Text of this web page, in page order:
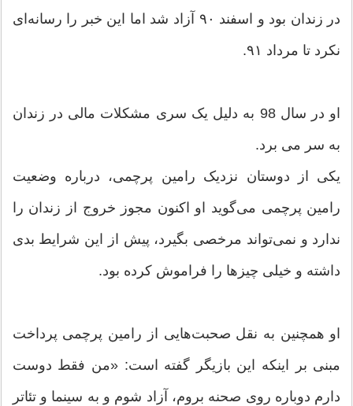
در زندان بود و اسفند ۹۰ آزاد شد اما این خبر را رسانه‌ای
نکرد تا مرداد ۹۱.
او در سال 98 به دلیل یک سری مشکلات مالی در زندان
به سر می برد.
یکی از دوستان نزدیک رامین پرچمی، درباره وضعیت
رامین پرچمی می‌گوید او اکنون مجوز خروج از زندان را
ندارد و نمی‌تواند مرخصی بگیرد، پیش از این شرایط بدی
داشته و خیلی چیزها را فراموش کرده بود.
او همچنین به نقل صحبت‌هایی از رامین پرچمی پرداخت
مبنی بر اینکه این بازیگر گفته است: «من فقط دوست
دارم دوباره روی صحنه بروم، آزاد شوم و به سینما و تئاتر